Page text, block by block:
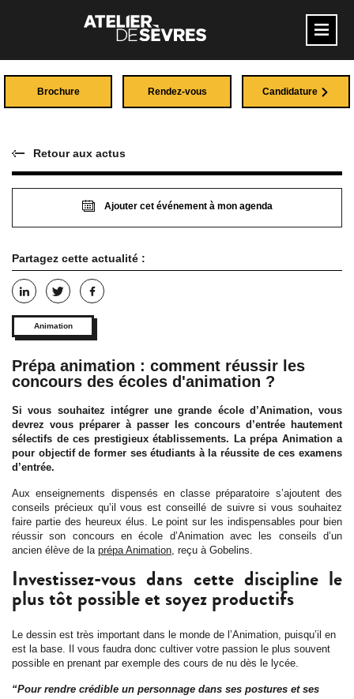
Brochure Rendez-vous Candidature
Retour aux actus
Ajouter cet événement à mon agenda
Partagez cette actualité :
Animation
Prépa animation : comment réussir les
concours des écoles d'animation ?
Si vous souhaitez intégrer une grande école d’Animation, vous
devrez vous préparer à passer les concours d’entrée hautement
sélectifs de ces prestigieux établissements. La prépa Animation a
pour objectif de former ses étudiants à la réussite de ces examens
d’entrée.
Aux enseignements dispensés en classe préparatoire s’ajoutent des
conseils précieux qu’il vous est conseillé de suivre si vous souhaitez
faire partie des heureux élus. Le point sur les indispensables pour bien
réussir son concours en école d’Animation avec les conseils d’un
ancien élève de la prépa Animation, reçu à Gobelins.
Investissez-vous dans cette discipline le
plus tôt possible et soyez productifs
Le dessin est très important dans le monde de l’Animation, puisqu’il en
est la base. Il vous faudra donc cultiver votre passion le plus souvent
possible en prenant par exemple des cours de nu dès le lycée.
“Pour rendre crédible un personnage dans ses postures et ses